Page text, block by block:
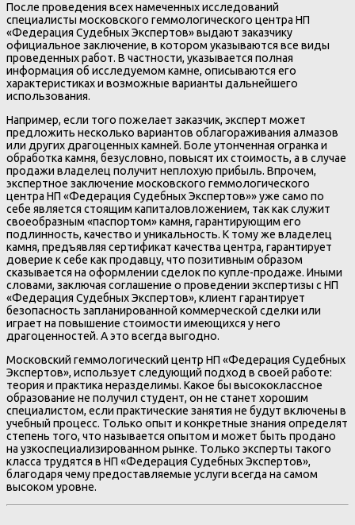
После проведения всех намеченных исследований
специалисты московского геммологического центра НП
«Федерация Судебных Экспертов» выдают заказчику
официальное заключение, в котором указываются все виды
проведенных работ. В частности, указывается полная
информация об исследуемом камне, описываются его
характеристиках и возможные варианты дальнейшего
использования.
Например, если того пожелает заказчик, эксперт может
предложить несколько вариантов облагораживания алмазов
или других драгоценных камней. Боле утонченная огранка и
обработка камня, безусловно, повысят их стоимость, а в случае
продажи владелец получит неплохую прибыль. Впрочем,
экспертное заключение московского геммологического
центра НП «Федерация Судебных Экспертов»» уже само по
себе является стоящим капиталовложением, так как служит
своеобразным «паспортом» камня, гарантирующим его
подлинность, качество и уникальность. К тому же владелец
камня, предъявляя сертификат качества центра, гарантирует
доверие к себе как продавцу, что позитивным образом
сказывается на оформлении сделок по купле-продаже. Иными
словами, заключая соглашение о проведении экспертизы с НП
«Федерация Судебных Экспертов», клиент гарантирует
безопасность запланированной коммерческой сделки или
играет на повышение стоимости имеющихся у него
драгоценностей. А это всегда выгодно.
Московский геммологический центр НП «Федерация Судебных
Экспертов», использует следующий подход в своей работе:
теория и практика неразделимы. Какое бы высококлассное
образование не получил студент, он не станет хорошим
специалистом, если практические занятия не будут включены в
учебный процесс. Только опыт и конкретные знания определят
степень того, что называется опытом и может быть продано
на узкоспециализированном рынке. Только эксперты такого
класса трудятся в НП «Федерация Судебных Экспертов»,
благодаря чему предоставляемые услуги всегда на самом
высоком уровне.